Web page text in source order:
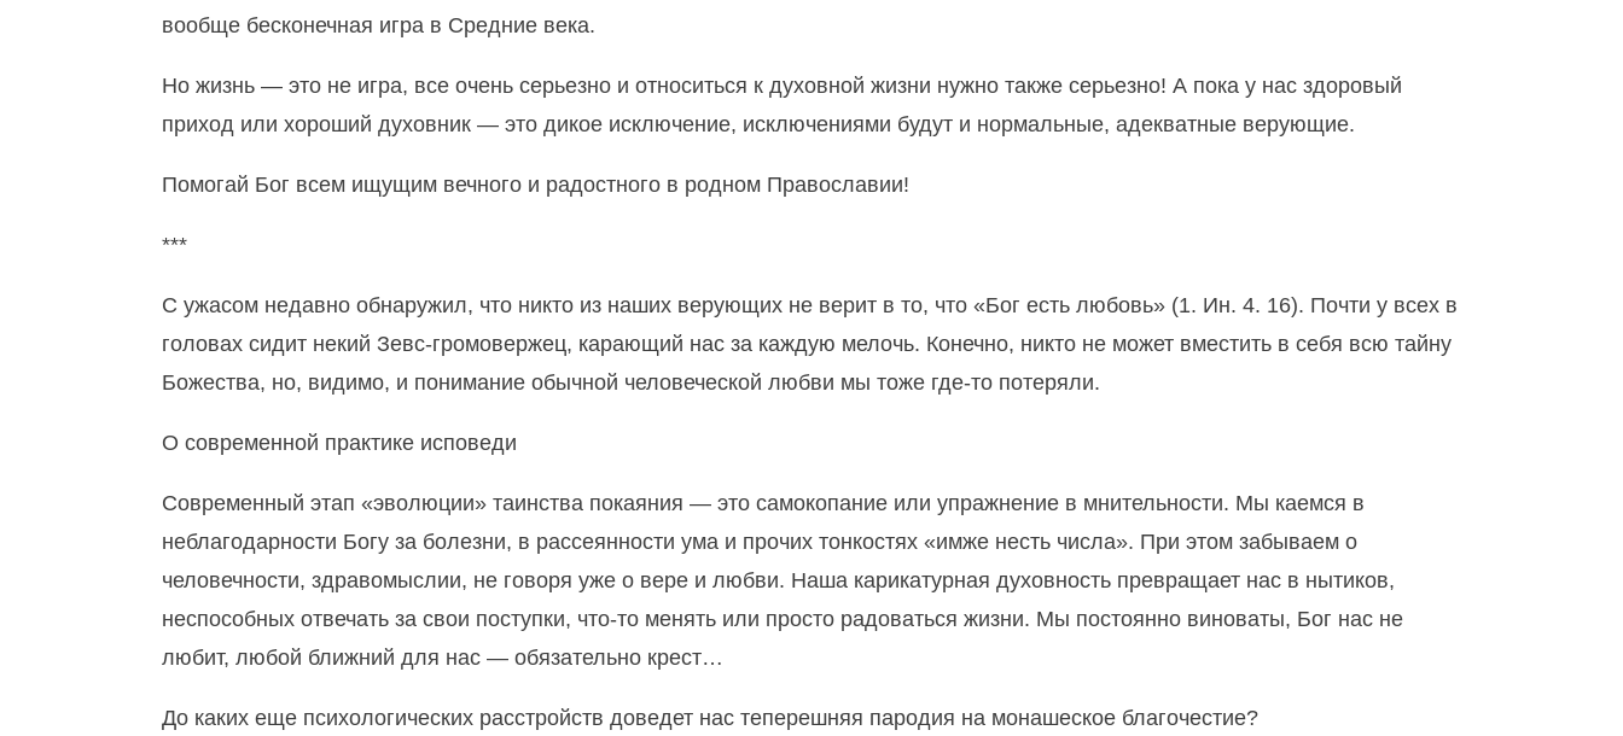
вообще бесконечная игра в Средние века.
Но жизнь — это не игра, все очень серьезно и относиться к духовной жизни нужно также серьезно! А пока у нас здоровый
приход или хороший духовник — это дикое исключение, исключениями будут и нормальные, адекватные верующие.
Помогай Бог всем ищущим вечного и радостного в родном Православии!
***
С ужасом недавно обнаружил, что никто из наших верующих не верит в то, что «Бог есть любовь» (1. Ин. 4. 16). Почти у всех в
головах сидит некий Зевс-громовержец, карающий нас за каждую мелочь. Конечно, никто не может вместить в себя всю тайну
Божества, но, видимо, и понимание обычной человеческой любви мы тоже где-то потеряли.
О современной практике исповеди
Современный этап «эволюции» таинства покаяния — это самокопание или упражнение в мнительности. Мы каемся в
неблагодарности Богу за болезни, в рассеянности ума и прочих тонкостях «имже несть числа». При этом забываем о
человечности, здравомыслии, не говоря уже о вере и любви. Наша карикатурная духовность превращает нас в нытиков,
неспособных отвечать за свои поступки, что-то менять или просто радоваться жизни. Мы постоянно виноваты, Бог нас не
любит, любой ближний для нас — обязательно крест…
До каких еще психологических расстройств доведет нас теперешняя пародия на монашеское благочестие?